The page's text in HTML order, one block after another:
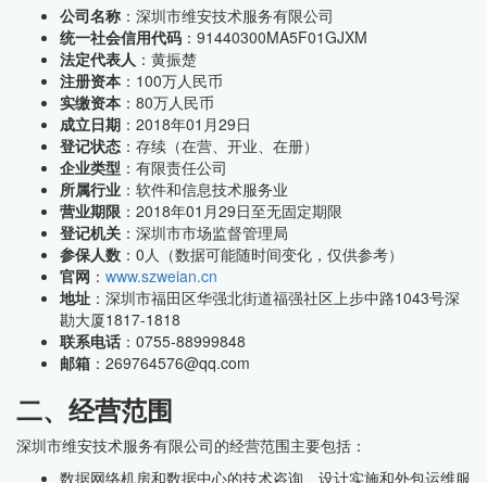
公司名称 ：深圳市维安技术服务有限公司
统一社会信用代码 ：91440300MA5F01GJXM
法定代表人 ：黄振楚
注册资本 ：100万人民币
实缴资本 ：80万人民币
成立日期 ：2018年01月29日
登记状态 ：存续（在营、开业、在册）
企业类型 ：有限责任公司
所属行业 ：软件和信息技术服务业
营业期限 ：2018年01月29日至无固定期限
登记机关 ：深圳市市场监督管理局
参保人数 ：0人（数据可能随时间变化，仅供参考）
官网 ： www.szweian.cn
地址 ：深圳市福田区华强北街道福强社区上步中路1043号深
勘大厦1817-1818
联系电话 ：0755-88999848
邮箱 ：269764576@qq.com
二、经营范围
深圳市维安技术服务有限公司的经营范围主要包括：
数据网络机房和数据中心的技术咨询、设计实施和外包运维服